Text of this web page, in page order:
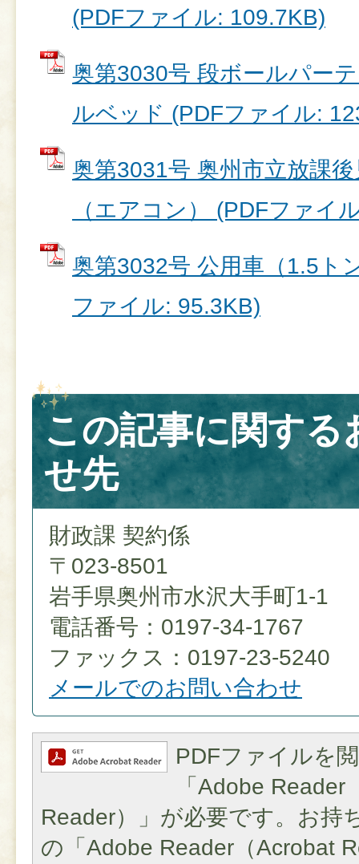
(PDFファイル: 109.7KB)
奥第3030号 段ボールパー
ルベッド (PDFファイル:
奥第3031号 奥州市立放課
（エアコン） (PDFファイ
奥第3032号 公用車（1.5ト
ファイル: 95.3KB)
この記事に関する
せ先
財政課 契約係
〒023-8501
岩手県奥州市水沢大手町1-1
電話番号：0197-34-1767
ファックス：0197-23-5240
メールでのお問い合わせ
PDFファイルを
「Adobe Reader
Reader）」が必要です。お持
の「Adobe Reader（Acrobat